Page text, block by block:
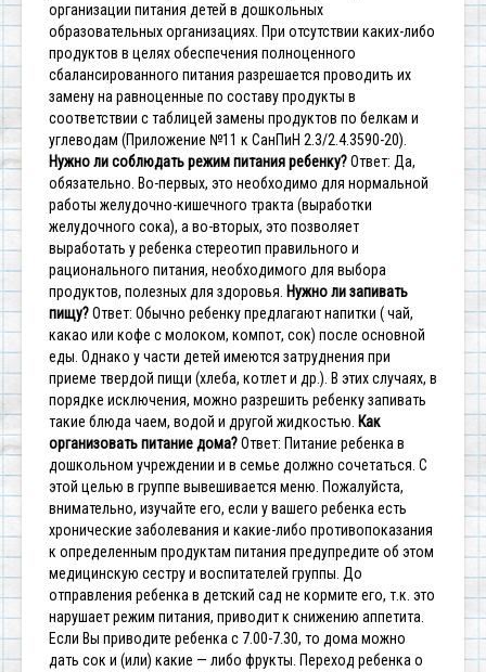
организации питания детей в дошкольных
образовательных организациях. При отсутствии каких-либо
продуктов в целях обеспечения полноценного
сбалансированного питания разрешается проводить их
замену на равноценные по составу продукты в
соответствии с таблицей замены продуктов по белкам и
углеводам (Приложение №11 к СанПиН 2.3/2.4.3590-20).
Нужно ли соблюдать режим питания ребенку?Ответ: Да,
обязательно. Во-первых, это необходимо для нормальной
работы желудочно-кишечного тракта (выработки
желудочного сока), а во-вторых, это позволяет
выработать у ребенка стереотип правильного и
рационального питания, необходимого для выбора
продуктов, полезных для здоровья. Нужно ли запивать
пищу?Ответ: Обычно ребенку предлагают напитки ( чай,
какао или кофе с молоком, компот, сок) после основной
еды. Однако у части детей имеются затруднения при
приеме твердой пищи (хлеба, котлет и др.). В этих случаях, в
порядке исключения, можно разрешить ребенку запивать
такие блюда чаем, водой и другой жидкостью. Как
организовать питание дома?Ответ: Питание ребенка в
дошкольном учреждении и в семье должно сочетаться. С
этой целью в группе вывешивается меню. Пожалуйста,
внимательно, изучайте его, если у вашего ребенка есть
хронические заболевания и какие-либо противопоказания
к определенным продуктам питания предупредите об этом
медицинскую сестру и воспитателей группы. До
отправления ребенка в детский сад не кормите его, т.к. это
нарушает режим питания, приводит к снижению аппетита.
Если Вы приводите ребенка с 7.00-7.30, то дома можно
дать сок и (или) какие — либо фрукты. Переход ребенка о